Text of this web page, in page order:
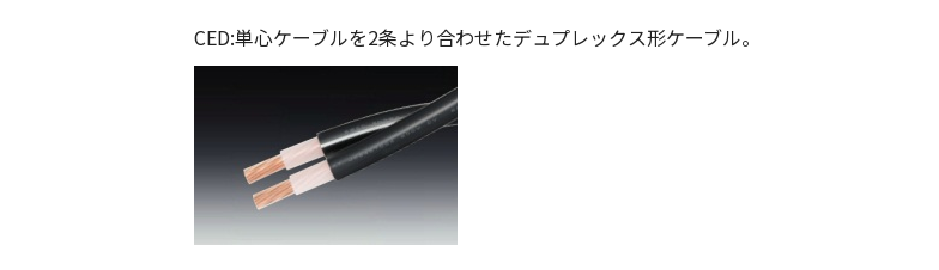
CED:単心ケーブルを2条より合わせたデュプレックス形ケーブル。